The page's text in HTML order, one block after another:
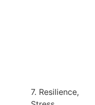
7. Resilience,